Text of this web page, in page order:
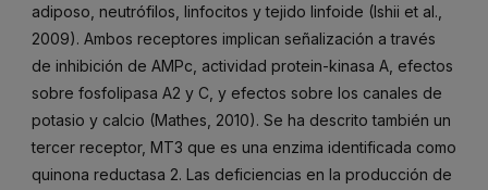
adiposo, neutrófilos, linfocitos y tejido linfoide (Ishii et al.,
2009). Ambos receptores implican señalización a través
de inhibición de AMPc, actividad protein-kinasa A, efectos
sobre fosfolipasa A2 y C, y efectos sobre los canales de
potasio y calcio (Mathes, 2010). Se ha descrito también un
tercer receptor, MT3 que es una enzima identificada como
quinona reductasa 2. Las deficiencias en la producción de